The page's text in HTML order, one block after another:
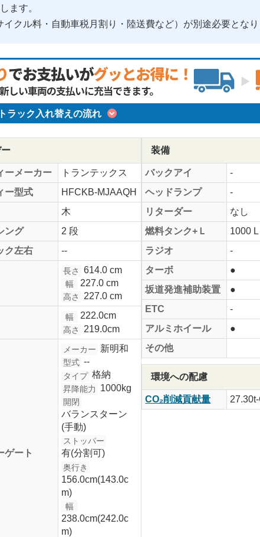
ます。
クル料・自動車税月割り・陸送費など）が別途必要とな
トラック入れ替えの流れ
ーメーカー
トランテックス
ー型式
HFCKB-MJAAQH
木
ング
2 段
ク左右
--
長さ 614.0 cm
幅 227.0 cm
高さ 227.0 cm
幅 222.0cm
高さ 219.0cm
ゲート
メーカー 新明和
型式 --
タイプ 格納
昇降能力 1000kg
開閉
バランスターン
(手動)
ストッパー
有(分割可)
奥行き
156.0cm(143.0c
m)
幅
238.0cm(242.0c
m)
装備
バックアイ
-
ヘッドランプ
-
リターダー
なし
燃料タンク+Ｌ
1000 L
ラジオ
-
ターボ
●
坂道発進補助装置
●
ETC
-
アルミホイール
●
その他
環境への配慮
CO₂削減貢献量